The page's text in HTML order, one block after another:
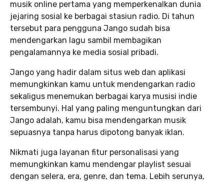
musik online pertama yang memperkenalkan dunia
jejaring sosial ke berbagai stasiun radio. Di tahun
tersebut para pengguna Jango sudah bisa
mendengarkan lagu sambil membagikan
pengalamannya ke media sosial pribadi.
Jango yang hadir dalam situs web dan aplikasi
memungkinkan kamu untuk mendengarkan radio
sekaligus menemukan berbagai karya musisi indie
tersembunyi. Hal yang paling menguntungkan dari
Jango adalah, kamu bisa mendengarkan musik
sepuasnya tanpa harus dipotong banyak iklan.
Nikmati juga layanan fitur personalisasi yang
memungkinkan kamu mendengar playlist sesuai
dengan selera, era, genre, dan tema. Lebih serunya,